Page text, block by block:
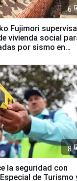
6
Fujimori supervisa
vivienda social
por sismo en
8
la seguridad con
de Turismo